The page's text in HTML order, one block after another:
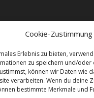
Cookie-
Erlebnis zu bieten,
zu speichern und/oder
können wir Daten wie
verarbeiten. Wenn du deine
bestimmte Merkmale und